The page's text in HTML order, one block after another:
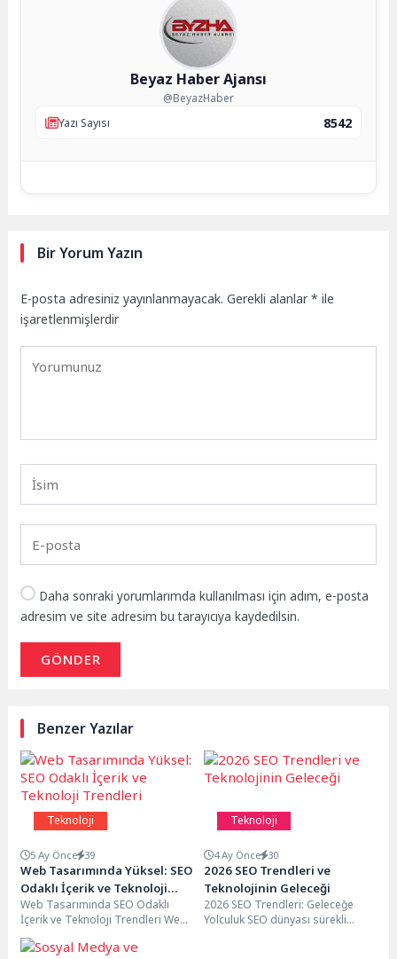
Beyaz Haber Ajansı
@BeyazHaber
Yazı Sayısı
8542
Bir Yorum Yazın
E-posta adresiniz yayınlanmayacak. Gerekli alanlar* ile
işaretlenmişlerdir
Daha sonraki yorumlarımda kullanılması için adım, e-posta
adresim ve site adresim bu tarayıcıya kaydedilsin.
GÖNDER
Benzer Yazılar
Teknoloji
5 Ay Önce 39
Web Tasarımında Yüksel: SEO
Odaklı İçerik ve Teknoloji
Trendleri
Web Tasarımında SEO Odaklı
İçerik ve Teknoloji Trendleri Web
sitelerinin günümüzde hızlı
açılması, web performansı...
Teknoloji
4 Ay Önce 30
2026 SEO Trendleri ve
Teknolojinin Geleceği
2026 SEO Trendleri: Geleceğe
Yolculuk SEO dünyası sürekli